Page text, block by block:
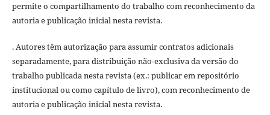
permite o compartilhamento do trabalho com reconhecimento da
autoria e publicação inicial nesta revista.
. Autores têm autorização para assumir contratos adicionais
separadamente, para distribuição não-exclusiva da versão do
trabalho publicada nesta revista (ex.: publicar em repositório
institucional ou como capítulo de livro), com reconhecimento de
autoria e publicação inicial nesta revista.